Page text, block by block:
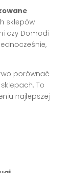
sklepów
czy Domodi
porównać
To
najlepszej